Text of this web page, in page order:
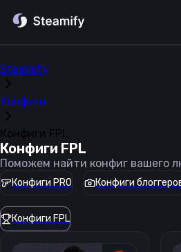
Steamify
Конфиги
Конфиги FPL
Конфиги FPL
Поможем найти конфиг вашего
Конфиги PRO Конфиги
Конфиги FPL